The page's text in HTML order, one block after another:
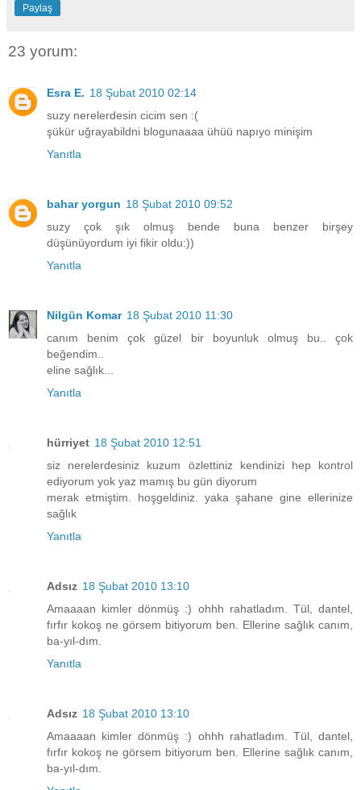
Paylaş
23 yorum:
Esra E. 18 Şubat 2010 02:14
suzy nerelerdesin cicim sen :(
şükür uğrayabildni blogunaaaa ühüü napıyo minişim
Yanıtla
bahar yorgun 18 Şubat 2010 09:52
suzy çok şık olmuş bende buna benzer birşey
düşünüyordum iyi fikir oldu:))
Yanıtla
Nilgün Komar 18 Şubat 2010 11:30
canım benim çok güzel bir boyunluk olmuş bu.. çok
beğendim..
eline sağlık...
Yanıtla
hürriyet 18 Şubat 2010 12:51
siz nerelerdesiniz kuzum özlettiniz kendinizi hep kontrol
ediyorum yok yaz mamış bu gün diyorum
merak etmiştim. hoşgeldiniz. yaka şahane gine ellerinize
sağlık
Yanıtla
Adsız 18 Şubat 2010 13:10
Amaaaan kimler dönmüş :) ohhh rahatladım. Tül, dantel,
fırfır kokoş ne görsem bitiyorum ben. Ellerine sağlık canım,
ba-yıl-dım.
Yanıtla
Adsız 18 Şubat 2010 13:10
Amaaaan kimler dönmüş :) ohhh rahatladım. Tül, dantel,
fırfır kokoş ne görsem bitiyorum ben. Ellerine sağlık canım,
ba-yıl-dım.